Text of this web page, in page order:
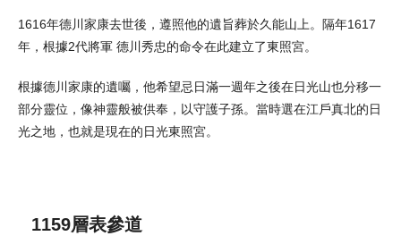
1616年德川家康去世後，遵照他的遺旨葬於久能山上。隔年1617
年，根據2代將軍 德川秀忠的命令在此建立了東照宮。
根據德川家康的遺囑，他希望忌日滿一週年之後在日光山也分移一
部分靈位，像神靈般被供奉，以守護子孫。當時選在江戶真北的日
光之地，也就是現在的日光東照宮。
1159層表參道